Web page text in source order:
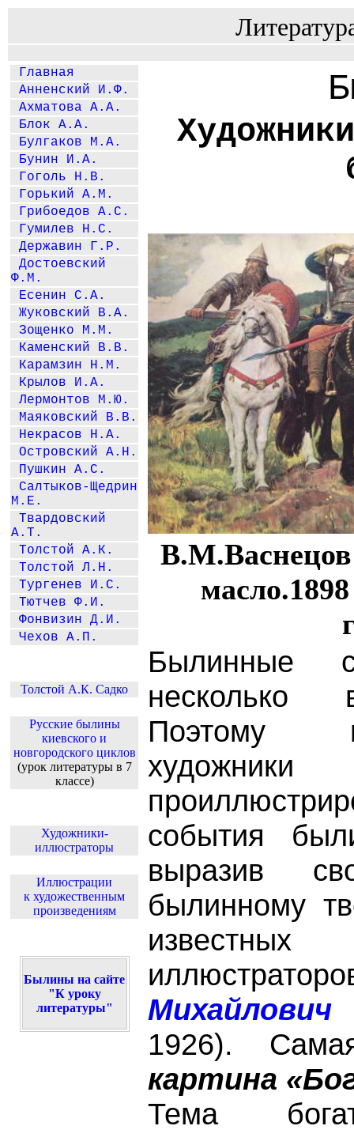
Главная
Анненский И.Ф.
Ахматова А.А.
Блок А.А.
Булгаков М.А.
Бунин И.А.
Гоголь Н.В.
Горький А.М.
Грибоедов А.С.
Гумилев Н.С.
Державин Г.Р.
Достоевский
Ф.М.
Есенин С.А.
Жуковский В.А.
Зощенко М.М.
Каменский В.В.
Карамзин Н.М.
Крылов И.А.
Лермонтов М.Ю.
Маяковский В.В.
Некрасов Н.А.
Островский А.Н.
Пушкин А.С.
Салтыков-Щедрин
М.Е.
Твардовский
А.Т.
Толстой А.К.
Толстой Л.Н.
Тургенев И.С.
Тютчев Ф.И.
Фонвизин Д.И.
Чехов А.П.
Толстой А.К. Садко
Русские былины
киевского и
новгородского циклов
(урок литературы в 7
классе)
Художники-
иллюстраторы
Иллюстрации
к художественным
произведениям
Былины на сайте
"К уроку
литературы"
Былинные
несколько
Поэтому
события
выразив
былинному
1926).
картина
Тема